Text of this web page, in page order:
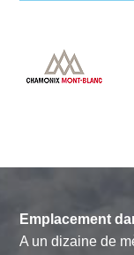
Emplacement
A un dizaine de